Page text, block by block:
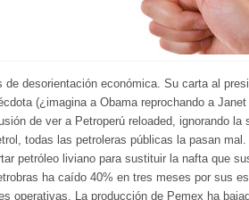
desorientación económica. Su carta al
(¿imagina a Obama reprochando a Janet
de ver a Petroperú reloaded, ignorando la
todas las petroleras públicas la pasan
petróleo liviano para sustituir la nafta que
ha caído 40% en tres meses por sus
operativas. La producción de Pemex ha